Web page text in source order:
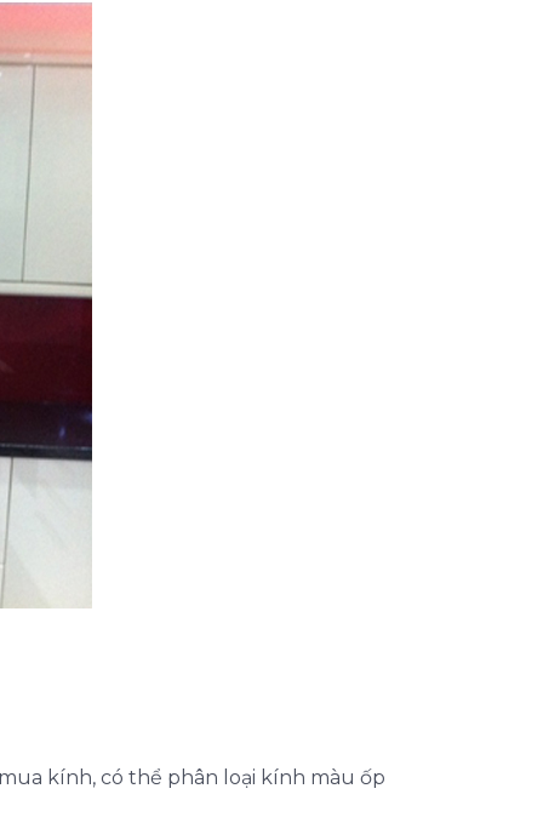
kính, có thể phân loại kính màu ốp